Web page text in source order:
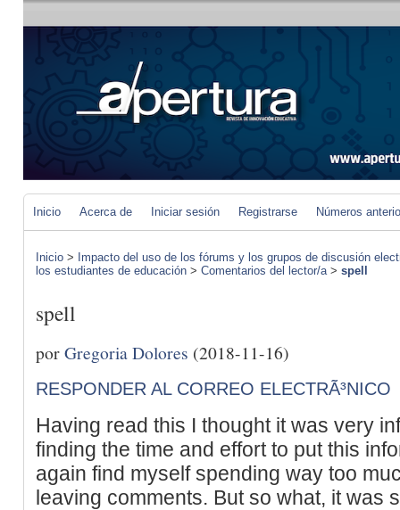
Inicio Acerca de Iniciar sesión Registrarse Números
Inicio > Impacto del uso de los fórums y los grupos de discusión
los estudiantes de educación > Comentarios del lector/a> spell
spell
porGregoria Dolores (2018-11-16)
RESPONDER AL CORREO ELECTRÃ³NICO
Having read this I thought it was very
finding the time and effort to put this
again find myself spending way too
leaving comments. But so what, it was